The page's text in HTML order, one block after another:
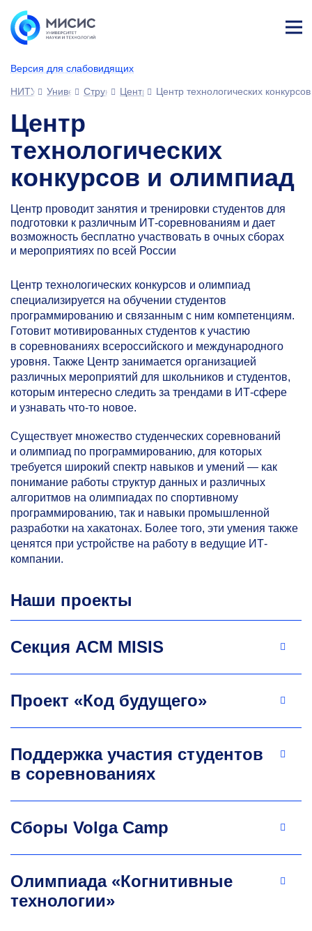
Версия для слабовидящих
ине
НИТУ МИСИСУниверситетСтруктура университета
Центры Центр технологических
Центр
технологических
конкурсов и олимпиад
Центр проводит занятия и тренировки студентов для
подготовки к различным ИТ-соревнованиям и дает
возможность бесплатно участвовать в очных сборах
и мероприятиях по всей России
Центр технологических конкурсов и олимпиад
специализируется на обучении студентов
программированию и связанным с ним компетенциям.
Готовит мотивированных студентов к участию
в соревнованиях всероссийского и международного
уровня. Также Центр занимается организацией
различных мероприятий для школьников и студентов,
которым интересно следить за трендами в ИТ-сфере
и узнавать что-то новое.
Существует множество студенческих соревнований
и олимпиад по программированию, для которых
требуется широкий спектр навыков и умений — как
понимание работы структур данных и различных
алгоритмов на олимпиадах по спортивному
программированию, так и навыки промышленной
разработки на хакатонах. Более того, эти умения также
ценятся при устройстве на работу в ведущие ИТ-
компании.
Наши проекты
Секция ACM MISIS
Проект «Код будущего»
Поддержка участия студентов
в соревнованиях
Сборы Volga Camp
Олимпиада «Когнитивные
технологии»